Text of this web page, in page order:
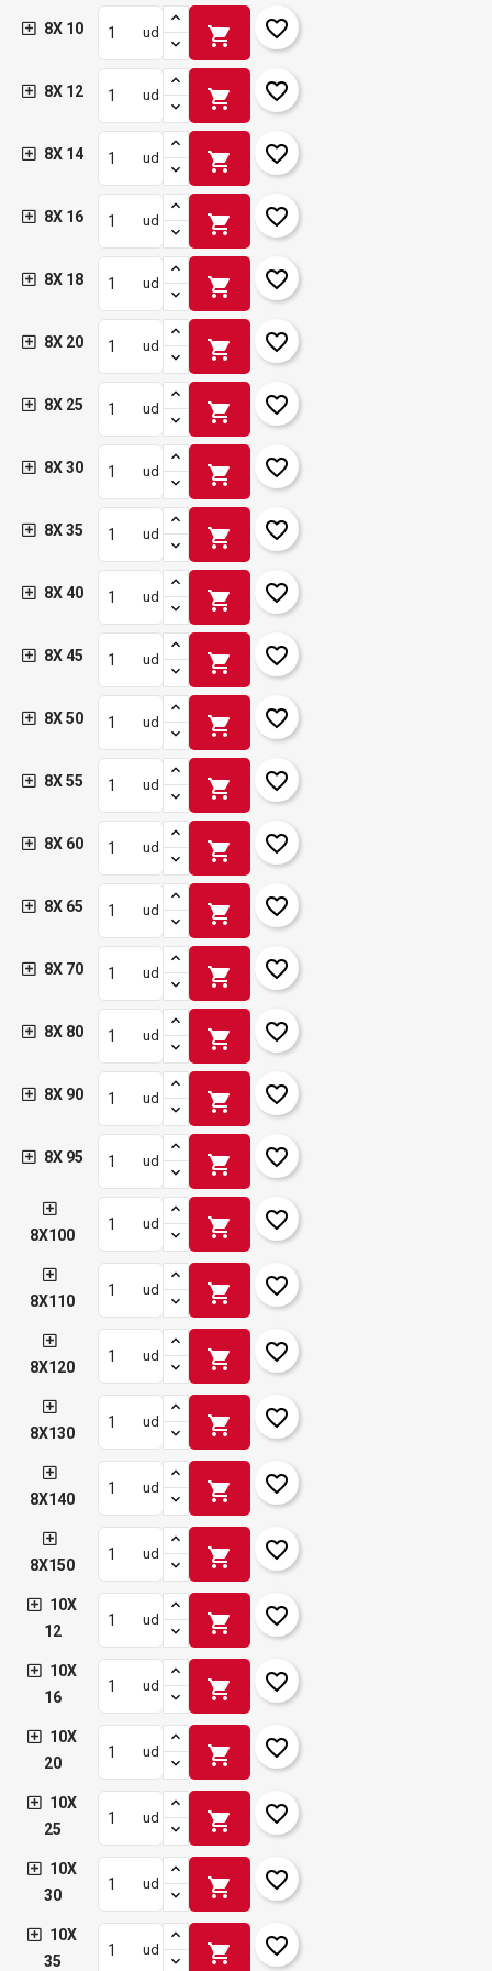
8X 10 ud shopping_cart favorite_border
8X 12 ud shopping_cart favorite_border
8X 14 ud shopping_cart favorite_border
8X 16 ud shopping_cart favorite_border
8X 18 ud shopping_cart favorite_border
8X 20 ud shopping_cart favorite_border
8X 25 ud shopping_cart favorite_border
8X 30 ud shopping_cart favorite_border
8X 35 ud shopping_cart favorite_border
8X 40 ud shopping_cart favorite_border
8X 45 ud shopping_cart favorite_border
8X 50 ud shopping_cart favorite_border
8X 55 ud shopping_cart favorite_border
8X 60 ud shopping_cart favorite_border
8X 65 ud shopping_cart favorite_border
8X 70 ud shopping_cart favorite_border
8X 80 ud shopping_cart favorite_border
8X 90 ud shopping_cart favorite_border
8X 95 ud shopping_cart favorite_border
8X100
ud shopping_cart favorite_border
8X110
ud shopping_cart favorite_border
8X120
ud shopping_cart favorite_border
8X130
ud shopping_cart favorite_border
8X140
ud shopping_cart favorite_border
8X150
ud shopping_cart favorite_border
10X
12
ud shopping_cart favorite_border
10X
16
ud shopping_cart favorite_border
10X
20
ud shopping_cart favorite_border
10X
25
ud shopping_cart favorite_border
10X
30
ud shopping_cart favorite_border
10X
35
ud shopping_cart favorite_border